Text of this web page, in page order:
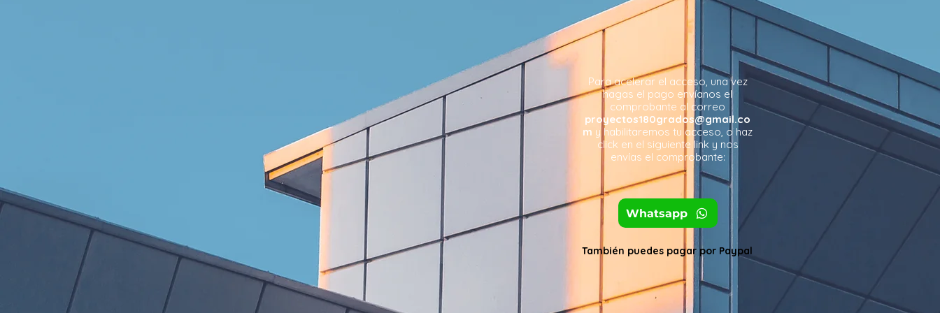
Para acelerar el acceso, una vez
hagas el pago envíanos el
comprobante al correo
proyectos180grados@gmail.co
m y habilitaremos tu acceso, o haz
click en el siguiente link y nos
envías el comprobante:
Whatsapp
También puedes pagar por Paypal